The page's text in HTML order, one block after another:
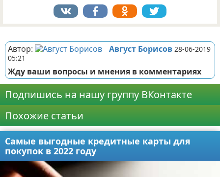
Автор: Август Борисов 28-06-2019
05:21
Жду ваши вопросы и мнения в комментариях
Подпишись на нашу группу ВКонтакте
Похожие статьи
Самые выгодные кредитные карты для
покупок в 2022 году